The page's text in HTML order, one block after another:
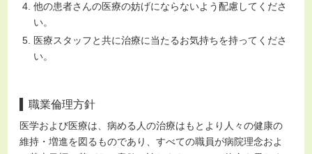
他の患者さんの医療の妨げにならないよう配慮してくださ
い。
医療スタッフと共に治療に当たるお気持ちを持ってくださ
い。
職業倫理方針
医学および医療は、病める人の治療はもとより人々の健康の
維持・増進を図るものであり、すべての職員が病院理念およ